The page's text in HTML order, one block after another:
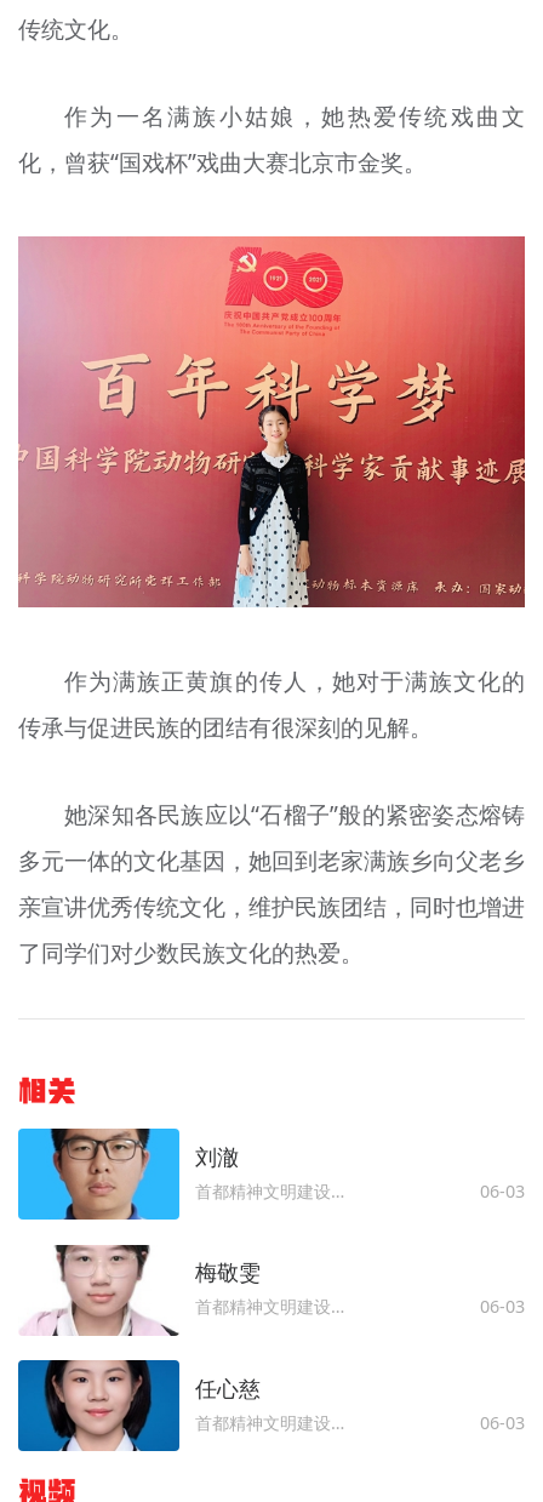
传统文化。
作为一名满族小姑娘，她热爱传统戏曲文
化，曾获“国戏杯”戏曲大赛北京市金奖。
作为满族正黄旗的传人，她对于满族文化的
传承与促进民族的团结有很深刻的见解。
她深知各民族应以“石榴子”般的紧密姿态熔铸
多元一体的文化基因，她回到老家满族乡向父老乡
亲宣讲优秀传统文化，维护民族团结，同时也增进
了同学们对少数民族文化的热爱。
相关
刘澈
首都精神文明建设委员会办公室 06-03
梅敬雯
首都精神文明建设委员会办公室 06-03
任心慈
首都精神文明建设委员会办公室 06-03
视频